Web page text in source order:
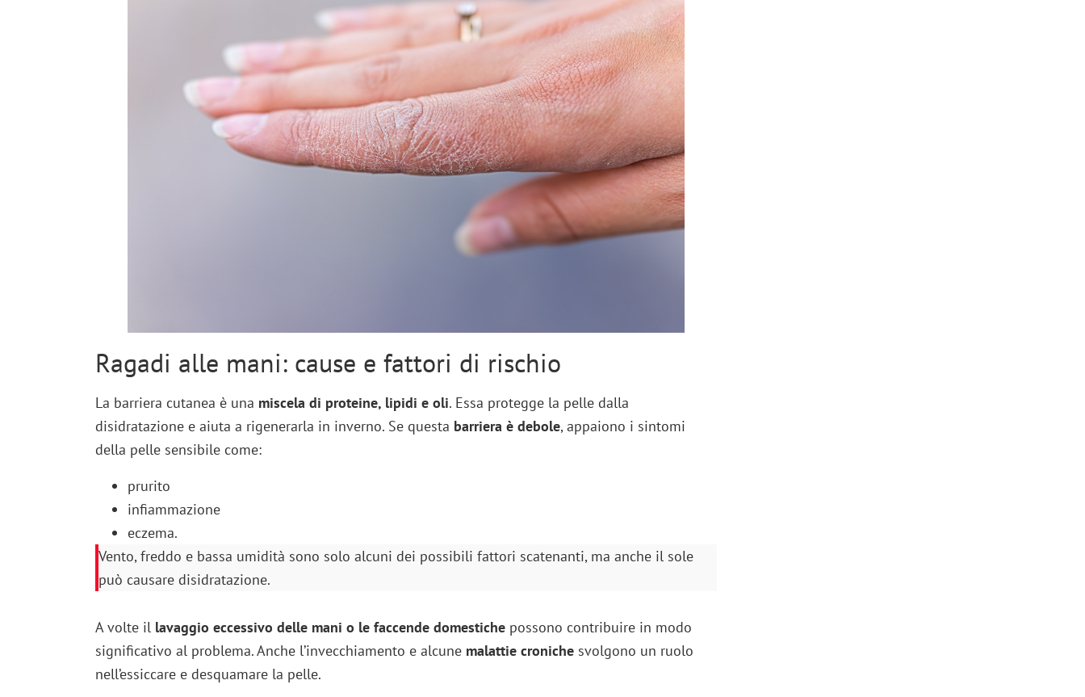
Ragadi alle mani: cause e fattori di rischio
La barriera cutanea è una miscela di proteine, lipidi e oli. Essa protegge la pelle dalla
disidratazione e aiuta a rigenerarla in inverno. Se questa barriera è debole, appaiono i sintomi
della pelle sensibile come:
prurito
infiammazione
eczema.
Vento, freddo e bassa umidità sono solo alcuni dei possibili fattori scatenanti, ma anche il sole
può causare disidratazione.
A volte il lavaggio eccessivo delle mani o le faccende domestichepossono contribuire in modo
significativo al problema. Anche l’invecchiamento e alcune malattie croniche svolgono un ruolo
nell’essiccare e desquamare la pelle.